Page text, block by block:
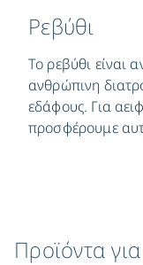
Ρεβύθι
Το ρεβύθι είναι
ανθρώπινη
εδάφους. Για
προσφέρουμε
Προϊόντα